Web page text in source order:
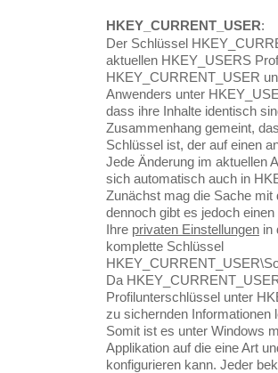
HKEY_CURRENT_USER:
Der Schlüssel
aktuellen HKEY_USERS
HKEY_CURRENT_USER
Anwenders unter
dass ihre Inhalte identisch
Zusammenhang gemeint,
Schlüssel ist, der auf einen
Jede Änderung im aktuellen
sich automatisch auch in
Zunächst mag die Sache
dennoch gibt es jedoch
Ihre privaten Einstellungen in
komplette Schlüssel
Da
Profilunterschlüssel unter
zu sichernden Informationen
Somit ist es unter Windows
Applikation auf die eine Art
konfigurieren kann. Jeder